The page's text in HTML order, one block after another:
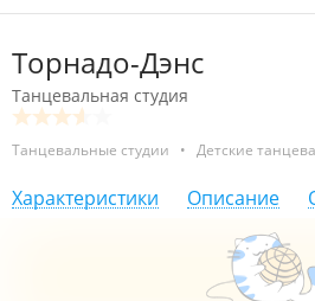
Торнадо-Дэнс
Танцевальная студия
Танцевальные студии • Детские
Характеристики Описание